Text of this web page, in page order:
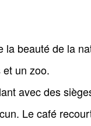
la beauté de la
et un zoo.
avec des
Le café